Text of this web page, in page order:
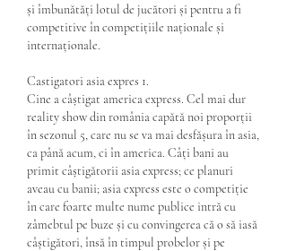
și îmbunătăți lotul de jucători și pentru a fi
competitive în competițiile naționale și
internaționale.
Castigatori asia expres 1.
Cine a câștigat america express. Cel mai dur
reality show din românia capătă noi proporții
în sezonul 5, care nu se va mai desfășura în asia,
ca până acum, ci în america. Câți bani au
primit câștigătorii asia express; ce planuri
aveau cu banii; asia express este o competiție
în care foarte multe nume publice intră cu
zâmebtul pe buze și cu convingerea că o să iasă
câștigători, însă în timpul probelor și pe